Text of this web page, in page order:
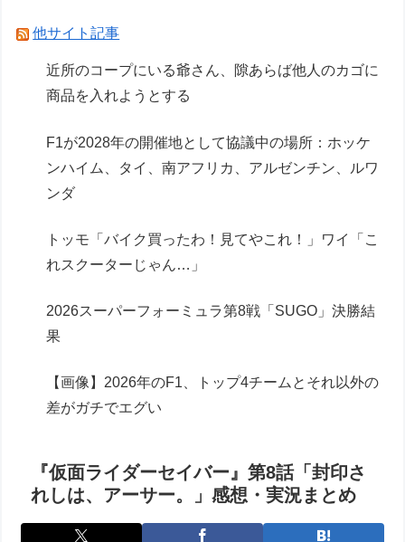
しといてあげよ
「メガミデバイス 皇巫（オウブ） ツクヨミ レガ
リア」コトブキヤデビュー…
他サイト記事
近所のコープにいる爺さん、隙あらば他人のカゴに
商品を入れようとする
F1が2028年の開催地として協議中の場所：ホッケ
ンハイム、タイ、南アフリカ、アルゼンチン、ルワ
ンダ
トッモ「バイク買ったわ！見てやこれ！」ワイ「こ
れスクーターじゃん…」
2026スーパーフォーミュラ第8戦「SUGO」決勝結
果
【画像】2026年のF1、トップ4チームとそれ以外の
差がガチでエグい
『仮面ライダーセイバー』第8話「封印さ
れしは、アーサー。」感想・実況まとめ